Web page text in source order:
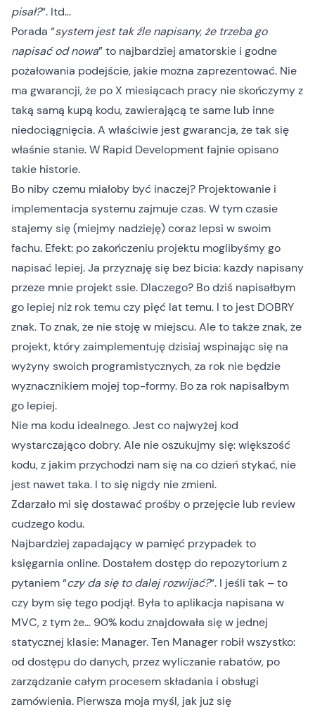
pisał?“. Itd…
Porada “system jest tak źle napisany, że trzeba go
napisać od nowa” to najbardziej amatorskie i godne
pożałowania podejście, jakie można zaprezentować. Nie
ma gwarancji, że po X miesiącach pracy nie skończymy z
taką samą kupą kodu, zawierającą te same lub inne
niedociągnięcia. A właściwie jest gwarancja, że tak się
właśnie stanie. W Rapid Developmentfajnie opisano
takie historie.
Bo niby czemu miałoby być inaczej? Projektowanie i
implementacja systemu zajmuje czas. W tym czasie
stajemy się (miejmy nadzieję) coraz lepsi w swoim
fachu. Efekt: po zakończeniu projektu moglibyśmy go
napisać lepiej. Ja przyznaję się bez bicia: każdy napisany
przeze mnie projekt ssie. Dlaczego? Bo dziś napisałbym
go lepiej niż rok temu czy pięć lat temu. I to jest DOBRY
znak. To znak, że nie stoję w miejscu. Ale to także znak, że
projekt, który zaimplementuję dzisiaj wspinając się na
wyżyny swoich programistycznych, za rok nie będzie
wyznacznikiem mojej top-formy. Bo za rok napisałbym
go lepiej.
Nie ma kodu idealnego. Jest co najwyżej kod
wystarczająco dobry. Ale nie oszukujmy się: większość
kodu, z jakim przychodzi nam się na co dzień stykać, nie
jest nawet taka. I to się nigdy nie zmieni.
Zdarzało mi się dostawać prośby o przejęcie lub review
cudzego kodu.
Najbardziej zapadający w pamięć przypadek to
księgarnia online. Dostałem dostęp do repozytorium z
pytaniem “czy da się to dalej rozwijać?“. I jeśli tak – to
czy bym się tego podjął. Była to aplikacja napisana w
MVC, z tym że… 90% kodu znajdowała się w jednej
statycznej klasie: Manager. Ten Manager robił wszystko:
od dostępu do danych, przez wyliczanie rabatów, po
zarządzanie całym procesem składania i obsługi
zamówienia. Pierwsza moja myśl, jak już się